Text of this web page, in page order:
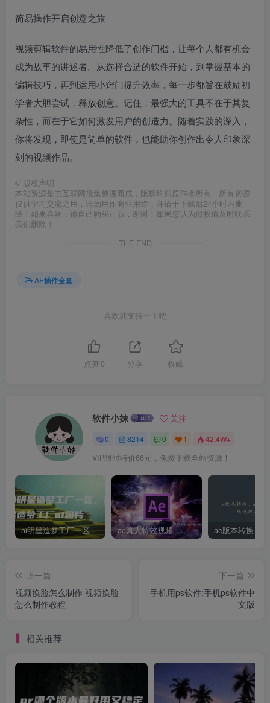
简易操作开启创意之旅
视频剪辑软件的易用性降低了创作门槛，让每个人都有机会
成为故事的讲述者。从选择合适的软件开始，到掌握基本的
编辑技巧，再到运用小窍门提升效率，每一步都旨在鼓励初
学者大胆尝试，释放创意。记住，最强大的工具不在于其复
杂性，而在于它如何激发用户的创造力。随着实践的深入，
你将发现，即使是简单的软件，也能助你创作出令人印象深
刻的视频作品。
© 版权声明
本站资源是由互联网搜集整理而成，版权均归原作者所有。所有资源
仅供学习交流之用，请勿用作商业用途，并请于下载后24小时内删
除！如果喜欢，请自己购买正版，谢谢！如果您认为侵权请及时联系
我们删除！
THE END
AE插件全套
喜欢就支持一下吧
点赞 0 分享 收藏
软件小妹 关注
0 8214 0 1 42.4W+
VIP限时特价66元，免费下载全站资源！
ai明星造梦工厂一区，明星造梦工厂ai图片 ae真人特效视频，大学生第一次做ppt怎么做
上一篇
视频换脸怎么制作 视频换脸
怎么制作教程
下一篇
手机用ps软件;手机ps软件中
文版
相关推荐